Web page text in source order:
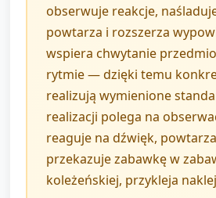
obserwuje reakcje,
powtarza i rozszerza
wspiera chwytanie
rytmie — dzięki temu
realizują wymienione
realizacji polega na
reaguje na dźwięk, powtarza
przekazuje zabawkę w
koleżeńskiej, przykleja